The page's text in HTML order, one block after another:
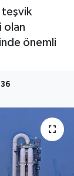
teşvik
olan
önemli